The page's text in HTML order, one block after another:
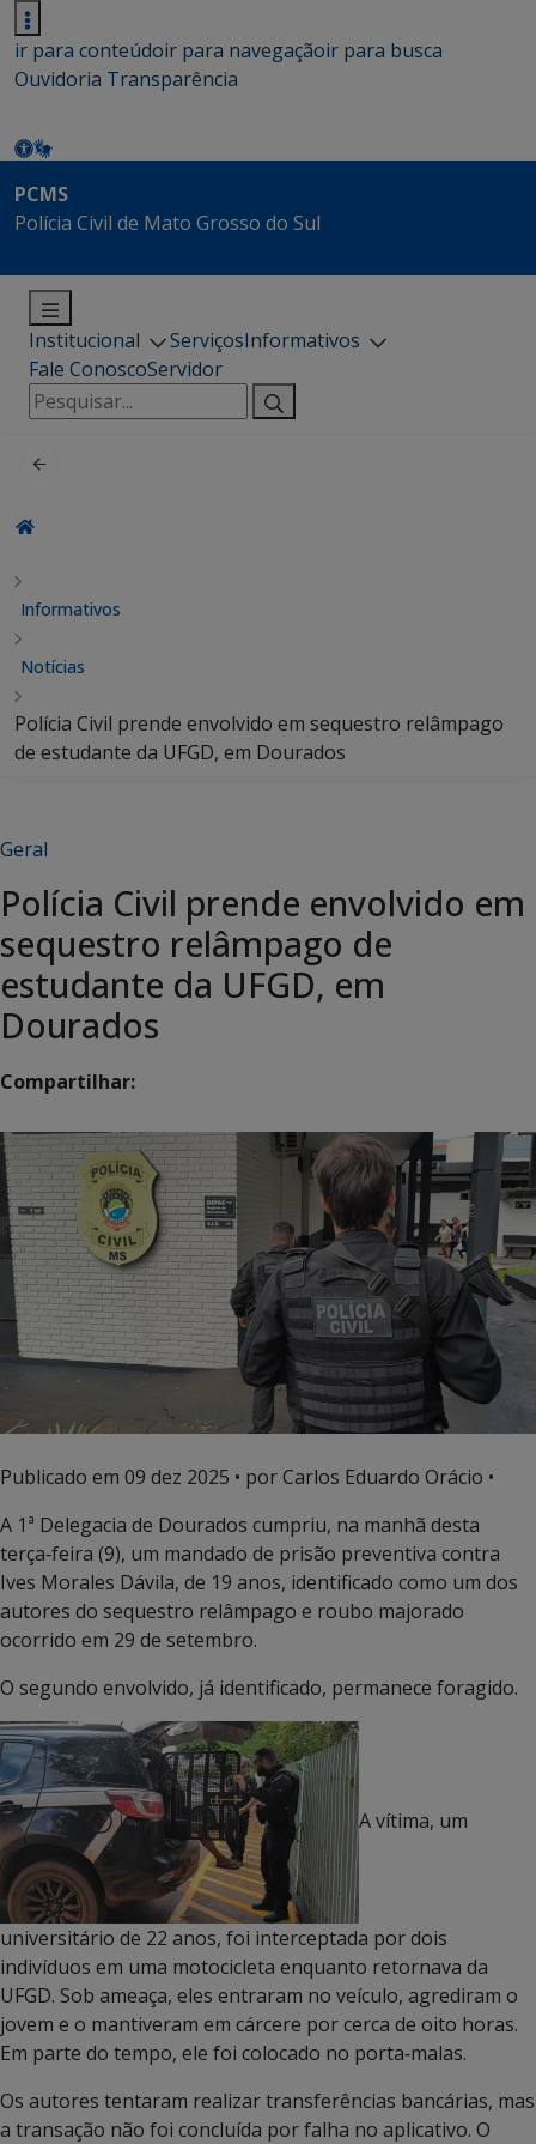
ir para conteúdoir para navegaçãoir para busca
Ouvidoria Transparência
PCMS
Polícia Civil de Mato Grosso do Sul
Institucional ServiçosInformativos
Fale ConoscoServidor
Pesquisar
por:
Informativos
Notícias
Polícia Civil prende envolvido em sequestro relâmpago
de estudante da UFGD, em Dourados
Geral
Polícia Civil prende envolvido em
sequestro relâmpago de
estudante da UFGD, em
Dourados
Compartilhar:
Publicado em 09 dez 2025 • por Carlos Eduardo Orácio •
A 1ª Delegacia de Dourados cumpriu, na manhã desta
terça‑feira (9), um mandado de prisão preventiva contra
Ives Morales Dávila, de 19 anos, identificado como um dos
autores do sequestro relâmpago e roubo majorado
ocorrido em 29 de setembro.
O segundo envolvido, já identificado, permanece foragido.
A vítima, um
universitário de 22 anos, foi interceptada por dois
indivíduos em uma motocicleta enquanto retornava da
UFGD. Sob ameaça, eles entraram no veículo, agrediram o
jovem e o mantiveram em cárcere por cerca de oito horas.
Em parte do tempo, ele foi colocado no porta‑malas.
Os autores tentaram realizar transferências bancárias, mas
a transação não foi concluída por falha no aplicativo. O